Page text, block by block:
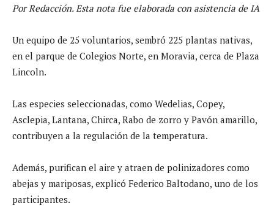
Por Redacción. Esta nota fue elaborada con asistencia de IA
Un equipo de 25 voluntarios, sembró 225 plantas nativas,
en el parque de Colegios Norte, en Moravia, cerca de Plaza
Lincoln.
Las especies seleccionadas, como Wedelias, Copey,
Asclepia, Lantana, Chirca, Rabo de zorro y Pavón amarillo,
contribuyen a la regulación de la temperatura.
Además, purifican el aire y atraen de polinizadores como
abejas y mariposas, explicó Federico Baltodano, uno de los
participantes.